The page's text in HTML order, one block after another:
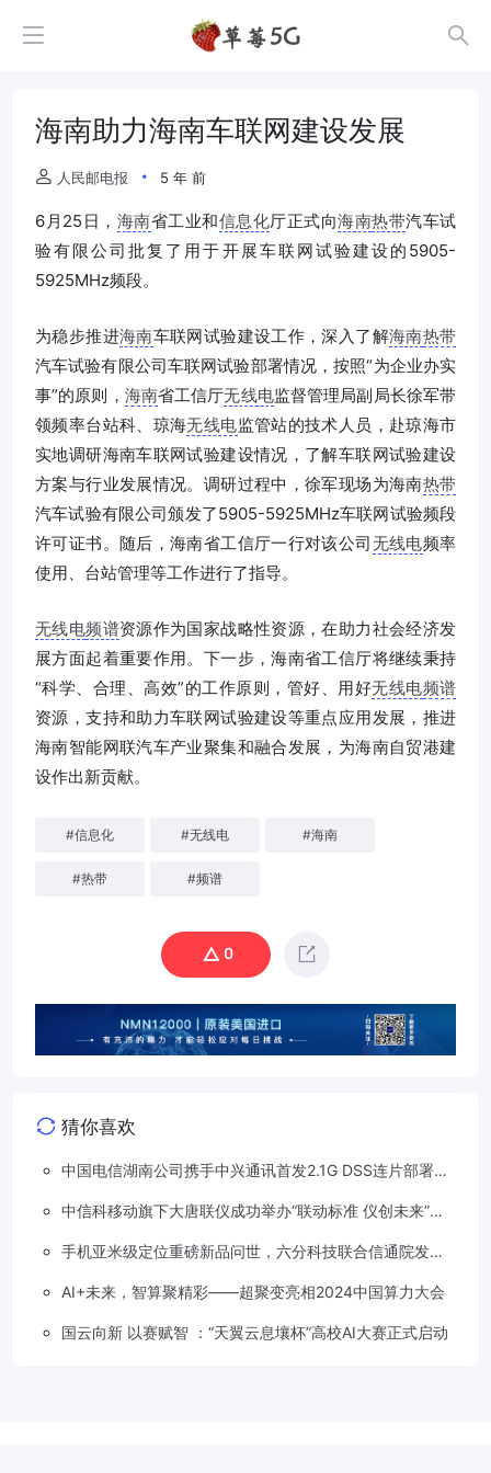
海南助力海南车联网建设发展
人民邮电报 5 年 前
6月25日， 海南省工业和信息化厅正式向海南热带汽车试
验有限公司批复了用于开展车联网试验建设的5905-
5925MHz频段。
为稳步推进海南车联网试验建设工作，深入了解海南热带
汽车试验有限公司车联网试验部署情况，按照“为企业办实
事”的原则， 海南省工信厅无线电监督管理局副局长徐军带
领频率台站科、琼海无线电监管站的技术人员，赴琼海市
实地调研海南车联网试验建设情况，了解车联网试验建设
方案与行业发展情况。调研过程中，徐军现场为海南热带
汽车试验有限公司颁发了5905-5925MHz车联网试验频段
许可证书。随后，海南省工信厅一行对该公司无线电频率
使用、台站管理等工作进行了指导。
无线电频谱资源作为国家战略性资源，在助力社会经济发
展方面起着重要作用。下一步，海南省工信厅将继续秉持
“科学、合理、高效”的工作原则，管好、用好无线电频谱
资源，支持和助力车联网试验建设等重点应用发展，推进
海南智能网联汽车产业聚集和融合发展，为海南自贸港建
设作出新贡献。
#信息化 #无线电 #海南
#热带 #频谱
0
猜你喜欢
中国电信湖南公司携手中兴通讯首发2.1G DSS连片部署助
中信科移动旗下大唐联仪成功举办“联动标准 仪创未来”车
手机亚米级定位重磅新品问世，六分科技联合信通院发布
AI+未来，智算聚精彩——超聚变亮相2024中国算力大会
国云向新 以赛赋智 ：“天翼云息壤杯”高校AI大赛正式启动